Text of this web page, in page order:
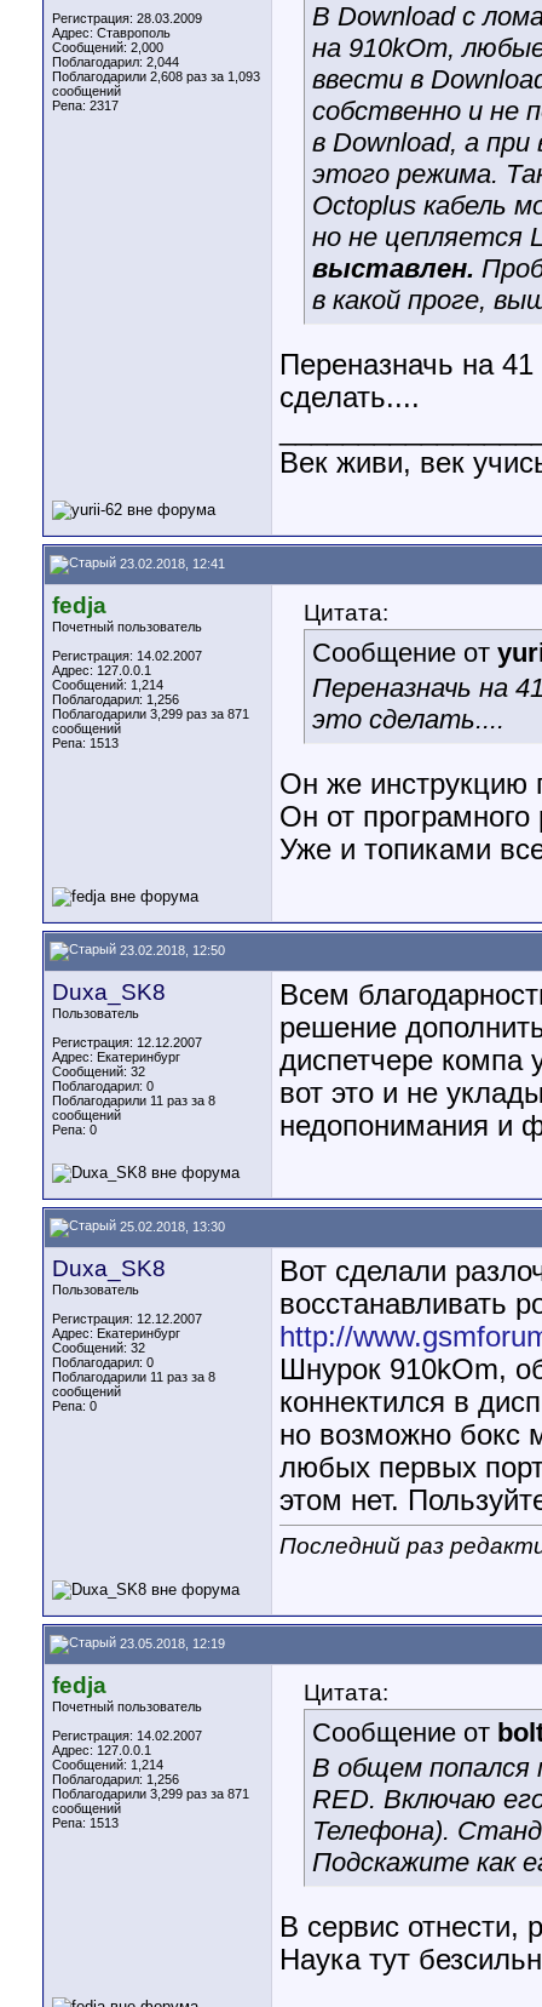
Регистрация: 28.03.2009
Адрес: Ставрополь
Сообщений: 2,000
Поблагодарил: 2,044
Поблагодарили 2,608 раз за 1,093
сообщений
Репа: 2317
В Download с
на 910kOm,
ввести в
собственно и не
в Download, а
этого режима.
Octoplus кабель
но не цепляется
выставлен.
в какой проге,
Переназначь на 41
сделать....
Век живи, век
23.02.2018, 12:41
fedja
Почетный пользователь
Регистрация: 14.02.2007
Адрес: 127.0.0.1
Сообщений: 1,214
Поблагодарил: 1,256
Поблагодарили 3,299 раз за 871
сообщений
Репа: 1513
Цитата:
Сообщение от
Переназначь на
это сделать....
Он же инструкцию
Он от
Уже и топиками
23.02.2018, 12:50
Duxa_SK8
Пользователь
Регистрация: 12.12.2007
Адрес: Екатеринбург
Сообщений: 32
Поблагодарил: 0
Поблагодарили 11 раз за 8
сообщений
Репа: 0
Всем
решение
диспетчере компа
вот это и не
недопонимания и
25.02.2018, 13:30
Duxa_SK8
Пользователь
Регистрация: 12.12.2007
Адрес: Екатеринбург
Сообщений: 32
Поблагодарил: 0
Поблагодарили 11 раз за 8
сообщений
Репа: 0
Вот сделали
восстанавливать
http://
Шнурок 910kOm,
коннектился в
но возможно бокс
любых первых
этом нет.
Последний раз
23.05.2018, 12:19
fedja
Почетный пользователь
Регистрация: 14.02.2007
Адрес: 127.0.0.1
Сообщений: 1,214
Поблагодарил: 1,256
Поблагодарили 3,299 раз за 871
сообщений
Репа: 1513
Цитата:
Сообщение от
В общем попался
RED. Включаю
Телефона).
Подскажите как
В сервис отнести,
Наука тут